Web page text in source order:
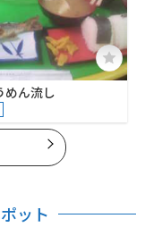
めん流し
ット